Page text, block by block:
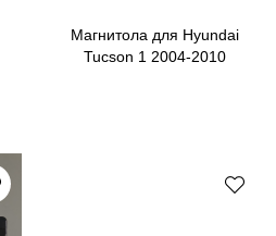
Магнитола для Hyundai
Tucson 1 2004-2010